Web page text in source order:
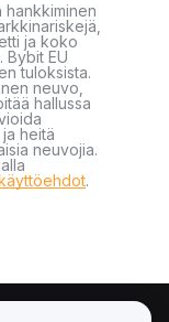
ja koko
Bybit EU
tuloksista.
neuvo,
hallussa
heitä
neuvojia.
.